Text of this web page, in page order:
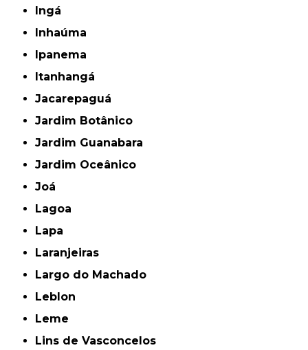
Ingá
Inhaúma
Ipanema
Itanhangá
Jacarepaguá
Jardim Botânico
Jardim Guanabara
Jardim Oceânico
Joá
Lagoa
Lapa
Laranjeiras
Largo do Machado
Leblon
Leme
Lins de Vasconcelos